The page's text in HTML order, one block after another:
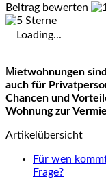
Beitrag bewerten
Loading...
Mietwohnungen sind eine immer attraktivere Geldanlage –
auch für
Chancen und
Wohnung zur
Artikelübersicht
Für wen
Frage?